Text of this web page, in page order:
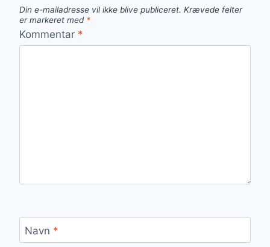
Din e-mailadresse vil ikke blive publiceret. Krævede felter
er markeret med *
Kommentar *
Navn *